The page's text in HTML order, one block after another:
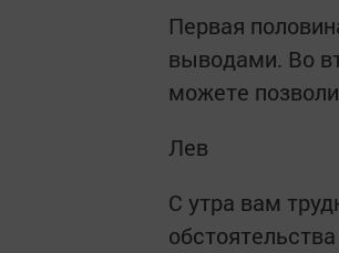
Первая
выводами. Во
можете
Лев
С утра вам